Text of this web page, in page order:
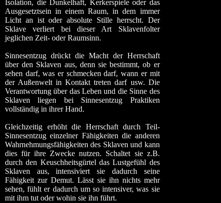
Isolation, die Dunkelhaft, Kerkerspiele oder das
Ausgesetztsein in einem Raum, in dem immer
Licht an ist oder absolute Stille herrscht. Der
Sklave verliert bei dieser Art Sklavenfolter
jeglichen Zeit- oder Raumsinn.
Sinnesentzug drückt die Macht der Herrschaft
über den Sklaven aus, denn sie bestimmt, ob er
sehen darf, was er schmecken darf, wann er mit
der Außenwelt in Kontakt treten darf usw. Die
Verantwortung über das Leben und die Sinne des
Sklaven liegen bei Sinnesentzug Praktiken
vollständig in ihrer Hand.
Gleichzeitig erhöht die Herrschaft durch Teil-
Sinnesentzug einzelner Fähigkeiten die anderen
Wahrnehmungsfähigkeiten des Sklaven und kann
dies für ihre Zwecke nutzen. Schaltet sie z.B.
durch den Keuschheitsgürtel das Lustgefühl des
Sklaven aus, intensiviert sie dadurch seine
Fähigkeit zur Demut. Lässt sie ihn nichts mehr
sehen, fühlt er dadurch um so intensiver, was sie
mit ihm tut oder wohin sie ihn führt.